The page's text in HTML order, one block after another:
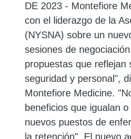
DE 2023 - Montefiore
con el liderazgo de la
(NYSNA) sobre un
sesiones de
propuestas que reflejan
seguridad y personal",
Montefiore Medicine.
beneficios que igualan
nuevos puestos de
la retención". El nuevo